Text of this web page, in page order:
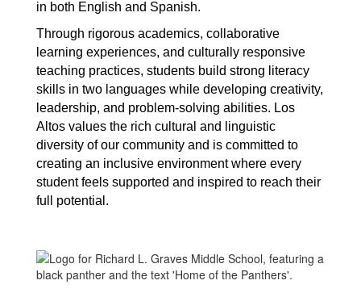
in both English and Spanish.
Through rigorous academics, collaborative
learning experiences, and culturally responsive
teaching practices, students build strong literacy
skills in two languages while developing creativity,
leadership, and problem-solving abilities. Los
Altos values the rich cultural and linguistic
diversity of our community and is committed to
creating an inclusive environment where every
student feels supported and inspired to reach their
full potential.